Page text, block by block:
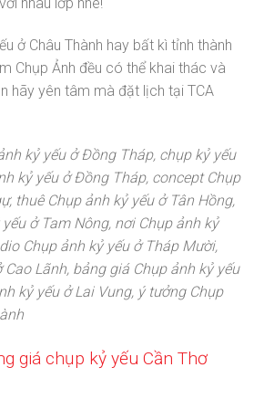
ở Châu Thành hay bất kì tỉnh thành
Chụp Ảnh đều có thể khai thác và
hãy yên tâm mà đặt lịch tại TCA
kỷ yếu ở Đồng Tháp, chụp kỷ yếu
kỷ yếu ở Đồng Tháp, concept Chụp
thuê Chụp ảnh kỷ yếu ở Tân Hồng,
ở Tam Nông, nơi Chụp ảnh kỷ
Chụp ảnh kỷ yếu ở Tháp Mười,
Lãnh, bảng giá Chụp ảnh kỷ yếu
kỷ yếu ở Lai Vung, ý tưởng Chụp
giá chụp kỷ yếu Cần Thơ